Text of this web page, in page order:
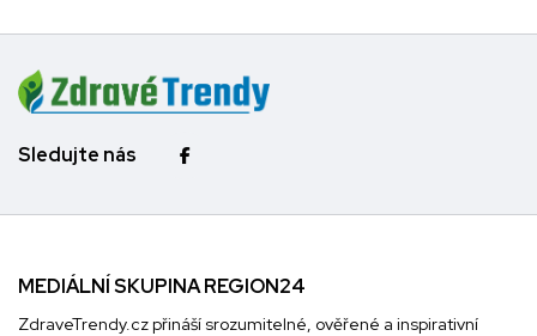
Sledujte nás
MEDIÁLNÍ SKUPINA REGION24
ZdraveTrendy.cz přináší srozumitelné, ověřené a inspirativní